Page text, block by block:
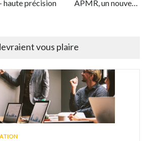
haute précision
APMR, un nouveau
de l'air
vous plaire